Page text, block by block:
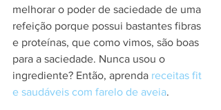
melhorar o poder de saciedade de uma
refeição porque possui bastantes fibras
e proteínas, que como vimos, são boas
para a saciedade. Nunca usou o
ingrediente? Então, aprenda receitas fit
e saudáveis com farelo de aveia.